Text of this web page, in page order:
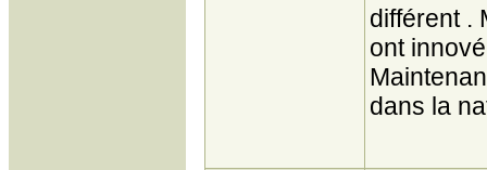
différent .
ont
dans la